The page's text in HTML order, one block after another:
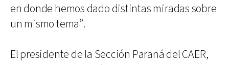
en donde hemos dado distintas miradas sobre
un mismo tema”.
El presidente de la Sección Paraná del CAER,